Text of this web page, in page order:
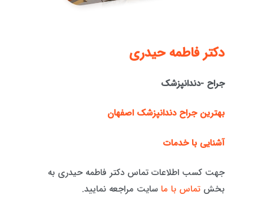
دكتر فاطمه حيدری
جراح -دندانپزشک
بهترین جراح دندانپزشک اصفهان
آشنایی با خدمات
جهت کسب اطلاعات تماس دکتر فاطمه حیدری به
بخشتماس با ما سایت مراجعه نمایید.